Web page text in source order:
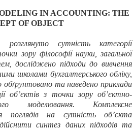
IN ACCOUNTING: THE
OF OBJECT
сутність категорії
зору філософії науки, загальної
досліджено підходи до вивчення
школами бухгалтерського обліку,
та наведено приклади
об’єктів з точки зору об’єктно-
моделювання. Комплексне
поглядів на сутність об’єкта
синтез даних підходів та